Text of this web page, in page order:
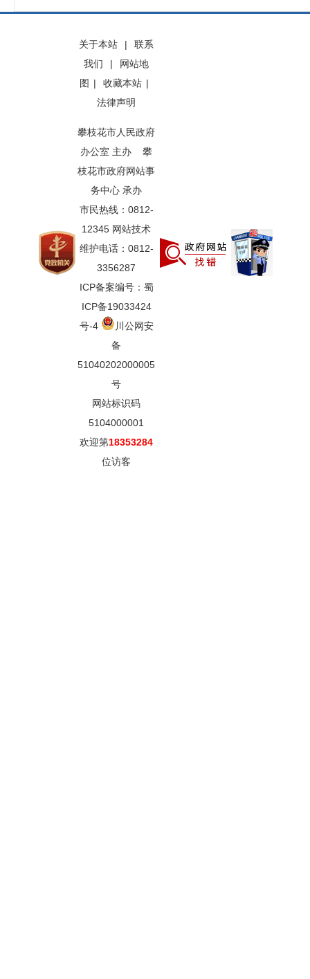
关于本站 |
联系
我们
|
网站地
图 | 收藏本站 |
法律声明
攀枝花市人民政府
办公室 主办 攀
枝花市政府网站事
务中心 承办
市民热线：0812-
12345 网站技术
维护电话：0812-
3356287
ICP备案编号：蜀
ICP备19033424
号-4
川公网安
备
51040202000005
号
网站标识码
5104000001
欢迎第18353284
位访客